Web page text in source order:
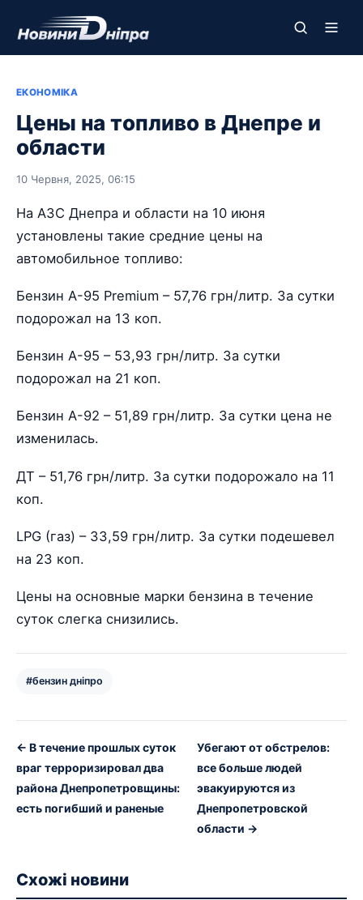
ЕКОНОМІКА
Цены на топливо в Днепре и
области
10 Червня, 2025, 06:15
На АЗС Днепра и области на 10 июня
установлены такие средние цены на
автомобильное топливо:
Бензин А-95 Premium – 57,76 грн/литр. За сутки
подорожал на 13 коп.
Бензин А-95 – 53,93 грн/литр. За сутки
подорожал на 21 коп.
Бензин А-92 – 51,89 грн/литр. За сутки цена не
изменилась.
ДТ – 51,76 грн/литр. За сутки подорожало на 11
коп.
LPG (газ) – 33,59 грн/литр. За сутки подешевел
на 23 коп.
Цены на основные марки бензина в течение
суток слегка снизились.
#бензин дніпро
← В течение прошлых суток
враг терроризировал два
района Днепропетровщины:
есть погибший и раненые
Убегают от обстрелов:
все больше людей
эвакуируются из
Днепропетровской
области →
Схожі новини